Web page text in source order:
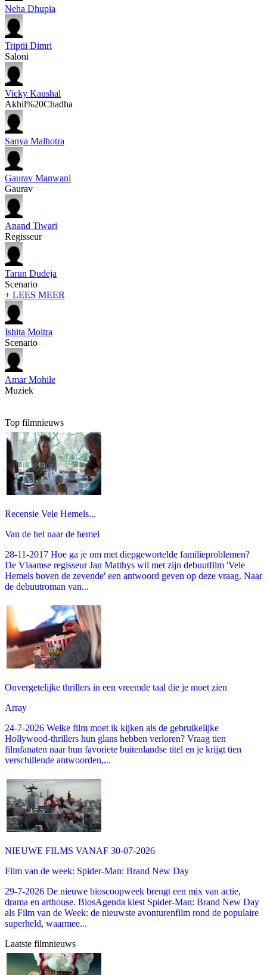
Neha Dhupia
Triptii Dimri
Saloni
Vicky Kaushal
Akhil%20Chadha
Sanya Malhotra
Gaurav Manwani
Gaurav
Anand Tiwari
Regisseur
Tarun Dudeja
Scenario
+ LEES MEER
Ishita Moitra
Scenario
Amar Mohile
Muziek
Top filmnieuws
Recensie Vele Hemels...
Van de hel naar de hemel
28-11-2017 Hoe ga je om met diepgewortelde familieproblemen?
De Vlaamse regisseur Jan Matthys wil met zijn debuutfilm 'Vele
Hemels boven de zevende' een antwoord geven op deze vraag. Naar
de debuutroman van...
Onvergetelijke thrillers in een vreemde taal die je moet zien
Array
24-7-2026 Welke film moet ik kijken als de gebruikelijke
Hollywood-thrillers hun glans hebben verloren? Vraag tien
filmfanaten naar hun favoriete buitenlandse titel en je krijgt tien
verschillende antwoorden,...
NIEUWE FILMS VANAF 30-07-2026
Film van de week: Spider-Man: Brand New Day
29-7-2026 De nieuwe bioscoopweek brengt een mix van actie,
drama en arthouse. BiosAgenda kiest Spider-Man: Brand New Day
als Film van de Week: de nieuwste avonturenfilm rond de populaire
superheld, waarmee...
Laatste filmnieuws